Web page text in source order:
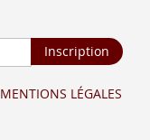
Inscription
MENTIONS LÉGALES